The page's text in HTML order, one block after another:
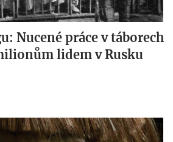
Nucené práce v táborech
lidem v Rusku